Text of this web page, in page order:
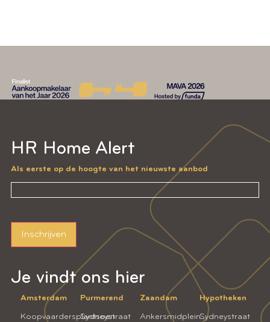
Je vindt ons hier
Amsterdam
Koopvaardersplantsoen
Purmerend
Sydneystraat
Zaandam
Ankersmidplein
Hypotheken
Sydneystraat
HR Home Alert
Als eerste op de hoogte van het nieuwste aanbod
Inschrijven